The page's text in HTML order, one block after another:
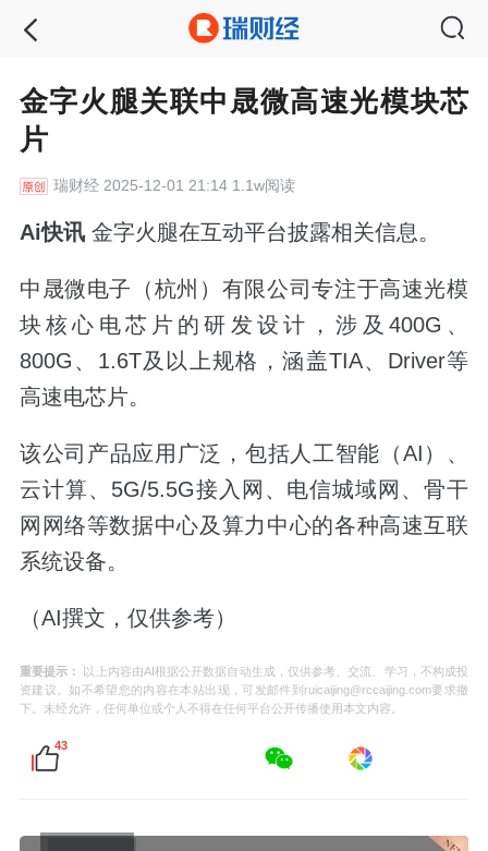
金字火腿关联中晟微高速光模块芯
片
瑞财经2025-12-01 21:14 1.1w阅读
Ai快讯金字火腿在互动平台披露相关信息。
中晟微电子（杭州）有限公司专注于高速光模
块核心电芯片的研发设计，涉及400G、
800G、1.6T及以上规格，涵盖TIA、Driver等
高速电芯片。
该公司产品应用广泛，包括人工智能（AI）、
云计算、5G/5.5G接入网、电信城域网、骨干
网网络等数据中心及算力中心的各种高速互联
系统设备。
（AI撰文，仅供参考）
重要提示：
以上内容由AI根据公开数据自动生成，仅供参考、交流、学习，不构成投
资建议。如不希望您的内容在本站出现，可发邮件到ruicaijing@rccaijing.com要求撤
下。未经允许，任何单位或个人不得在任何平台公开传播使用本文内容。
43